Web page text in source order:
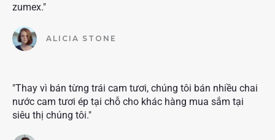
zumex."
ALICIA STONE
"Thay vì bán từng trái cam tươi, chúng tôi bán nhiều chai
nước cam tươi ép tại chỗ cho khác hàng mua sắm tại
siêu thị chúng tôi."